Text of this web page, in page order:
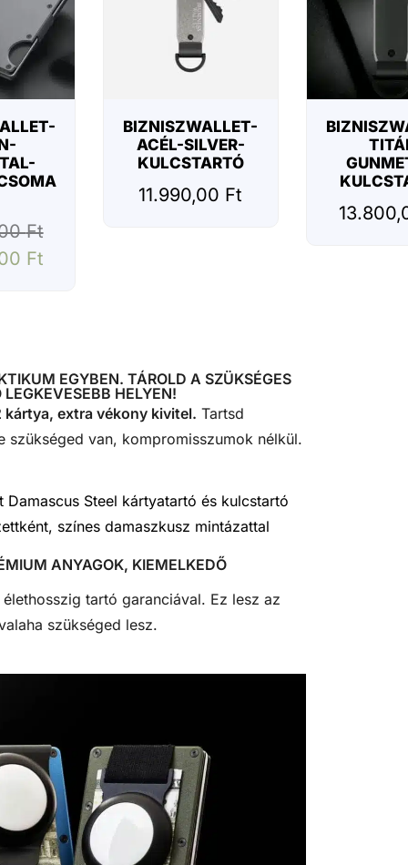
Ft
Ft
BIZNISZWALLET-
ACÉL-SILVER-
KULCSTARTÓ
11.990,00 Ft
EGYBEN. TÁROLD A SZÜKSÉGES
HELYEN!
kártya, extra vékony kivitel. Tartsd
szükséged van, kompromisszumok nélkül.
ANYAGOK, KIEMELKEDŐ
tartó garanciával. Ez lesz az
szükséged lesz.